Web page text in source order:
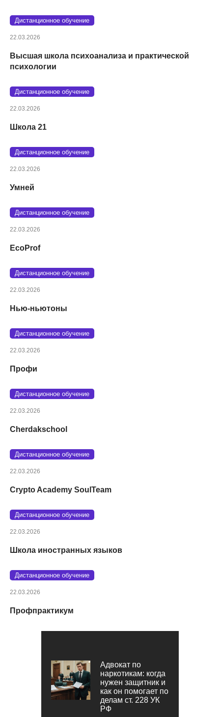
Дистанционное обучение
22.03.2026
Высшая школа психоанализа и практической
психологии
Дистанционное обучение
22.03.2026
Школа 21
Дистанционное обучение
22.03.2026
Умней
Дистанционное обучение
22.03.2026
EcoProf
Дистанционное обучение
22.03.2026
Нью-ньютоны
Дистанционное обучение
22.03.2026
Профи
Дистанционное обучение
22.03.2026
Cherdakschool
Дистанционное обучение
22.03.2026
Crypto Academy SoulTeam
Дистанционное обучение
22.03.2026
Школа иностранных языков
Дистанционное обучение
22.03.2026
Профпрактикум
Адвокат по
наркотикам: когда
нужен защитник и
как он помогает по
делам ст. 228 УК
РФ